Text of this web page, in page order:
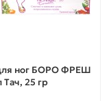
ног БОРО ФРЕШ
Тач, 25 гр